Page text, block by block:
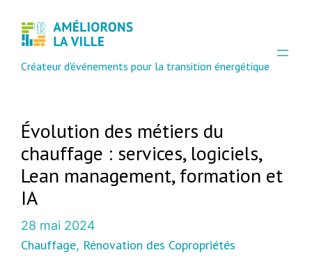
Créateur d'événements pour la transition énergétique
Évolution des métiers du
chauffage : services, logiciels,
Lean management, formation et
IA
28 mai 2024
Chauffage, Rénovation des Copropriétés